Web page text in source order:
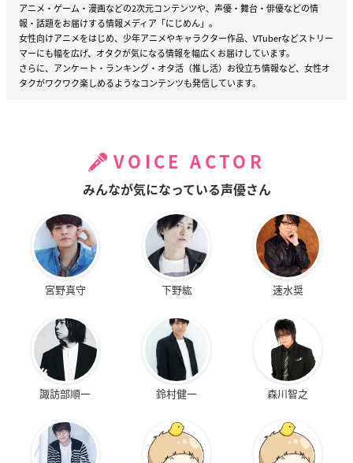
アニメ・ゲーム・漫画などの2次元コンテンツや、声優・舞台・俳優などの情
報・話題をお届けする情報メディア「にじめん」。
女性向けアニメをはじめ、少年アニメやキャラクター作品、VTuberなどストリー
マーにも幅を広げ、オタクが気になる情報を幅広くお届けしています。
さらに、アンケート・ランキング・オタ活（推し活）お役立ち情報など、女性オ
タクがワクワク楽しめるようなコンテンツも発信しています。
VOICE ACTOR
みんなが気になっている声優さん
宮野真守 下野紘 速水奨
諏訪部順一 鈴村健一 森川智之